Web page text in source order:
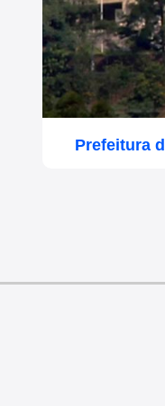
Prefeitura